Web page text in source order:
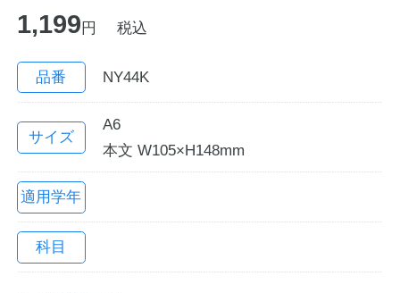
カタログ
English
1,199 円 税込
品番 NY44K
サイズ
A6
本文 W105×H148mm
適用学年
科目